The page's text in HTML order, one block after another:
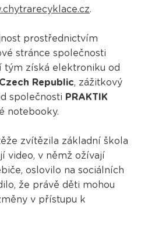
.
prostřednictvím
stránce společnosti
tým získá elektroniku od
Republic, zážitkový
společnosti PRAKTIK
notebooky.
zvítězila základní škola
video, v němž ožívají
oslovilo na sociálních
že právě děti mohou
v přístupu k